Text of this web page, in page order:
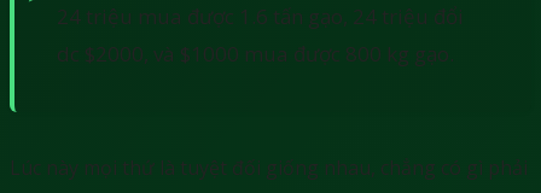
24 triệu mua được 1.6 tấn gạo, 24 triệu đổi
dc $2000, và $1000 mua được 800 kg gạo.
Lúc này mọi thứ là tuyệt đối giống nhau, chẳng có gì phải